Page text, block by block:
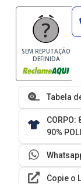
SEM REPUTAÇÃO
DEFINIDA
Tabela
CORPO:
90%
Copie o